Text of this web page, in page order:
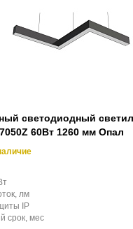
светодиодный
60Вт 1260 мм Опал
лм
IP
срок, мес